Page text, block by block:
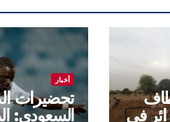
في
أخبار
تحضيرات
السعودي: